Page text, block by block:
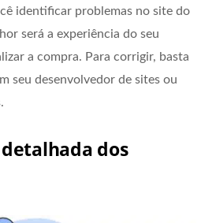
identificar problemas no site do
será a experiência do seu
a compra. Para corrigir, basta
seu desenvolvedor de sites ou
dos